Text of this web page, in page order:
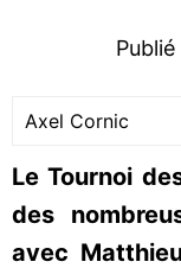
Axel Cornic
Le Tournoi
des
avec